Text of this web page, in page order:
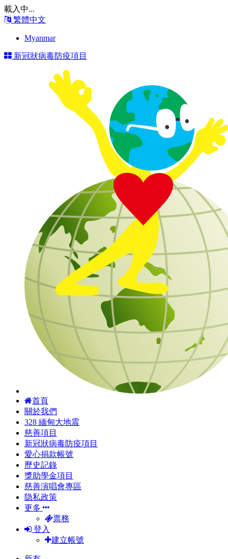
載入中...
繁體中文
Myanmar
新冠狀病毒防疫項目
首頁
關於我們
328 緬甸大地震
慈善項目
新冠狀病毒防疫項目
愛心捐款帳號
歷史記錄
獎助學金項目
慈善演唱會專區
隐私政策
更多
票務
登入
建立帳號